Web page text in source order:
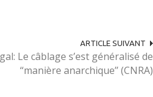
ARTICLE SUIVANT
Le câblage s’est généralisé de
‘‘manière anarchique’’ (CNRA)